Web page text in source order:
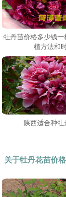
牡丹苗价格多少钱一
植方法和
陕西适合种牡
关于牡丹花苗价格